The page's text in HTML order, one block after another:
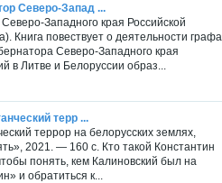
Северо-Запад ...
Западного края Российской
повествует о деятельности графа
Северо-Западного края
в Литве и Белоруссии образ...
терр ...
террор на белорусских землях,
2021. — 160 с. Кто такой Константин
понять, кем Калиновский был на
и обратиться к...